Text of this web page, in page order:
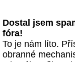
Dostal jsem
fóra!
To je nám líto.
obranné